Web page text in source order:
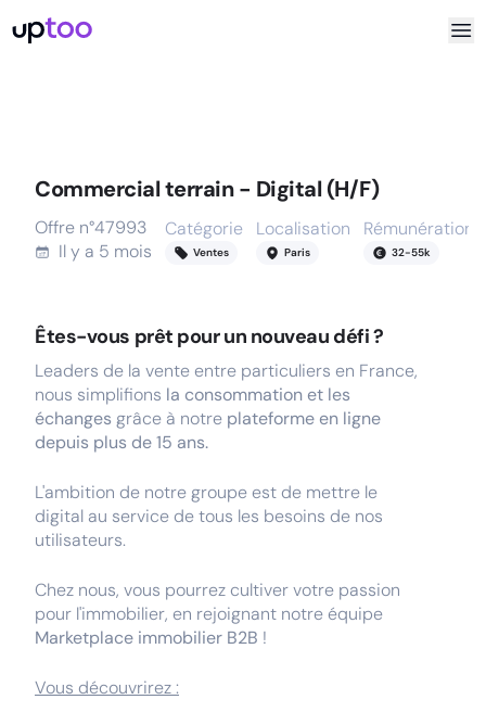
Commercial terrain - Digital (H/F)
Offre n°47993
Il y a 5 mois
Catégorie
Ventes
Localisation
Paris
Rémunération
32-55k
Êtes-vous prêt pour un nouveau défi ?
Leaders de la vente entre particuliers en France,
nous simplifions la consommation et les
échanges grâce à notre plateforme en ligne
depuis plus de 15 ans.
L'ambition de notre groupe est de mettre le
digital au service de tous les besoins de nos
utilisateurs.
Chez nous, vous pourrez cultiver votre passion
pour l'immobilier, en rejoignant notre équipe
Marketplace immobilier B2B !
Vous découvrirez :